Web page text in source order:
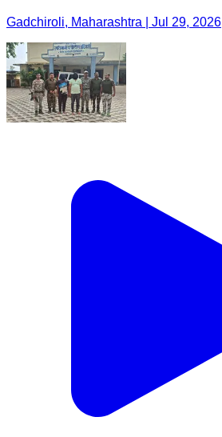
Gadchiroli, Maharashtra | Jul 29, 2026